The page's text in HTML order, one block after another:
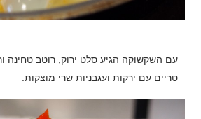
עם השקשוקה הגיע סלט ירוק, רוטב טחינה
טריים עם ירקות ועגבניות שרי מוצקות.